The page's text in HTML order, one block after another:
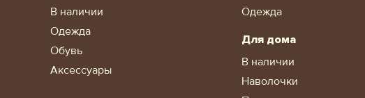
В наличии
Одежда
Обувь
Аксессуары
Одежда
Для дома
В наличии
Наволочки